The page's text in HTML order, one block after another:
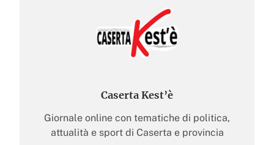
Caserta Kest’è
Giornale online con tematiche di politica,
attualità e sport di Caserta e provincia